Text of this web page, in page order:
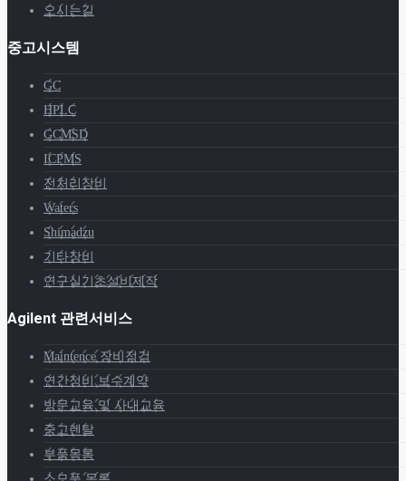
오시는길
중고시스템
GC
HPLC
GCMSD
ICPMS
전처리장비
Waters
Shimadzu
기타장비
연구실기초설비제작
Agilent 관련서비스
Maintence 장비점검
연간정비 보수계약
방문교육 및 사내교육
중고렌탈
부품목록